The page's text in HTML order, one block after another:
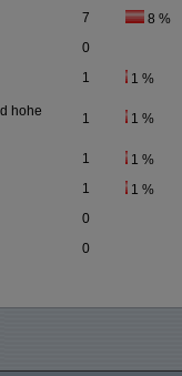
7 8 %
0
1 1 %
hohe
1 1 %
1 1 %
1 1 %
0
0